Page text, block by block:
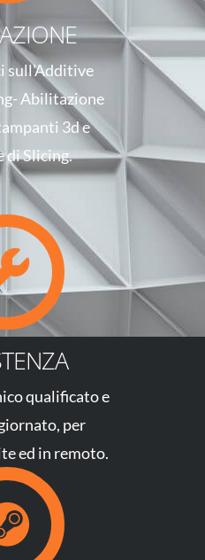
sull'Additive
Abilitazione
3d e
di Slicing.
qualificato e
per
ed in remoto.